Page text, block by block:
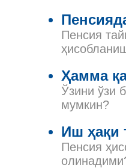
Пенсия
Ҳамма
Ўзини ўзи
мумкин?
Иш ҳақи
Пенсия